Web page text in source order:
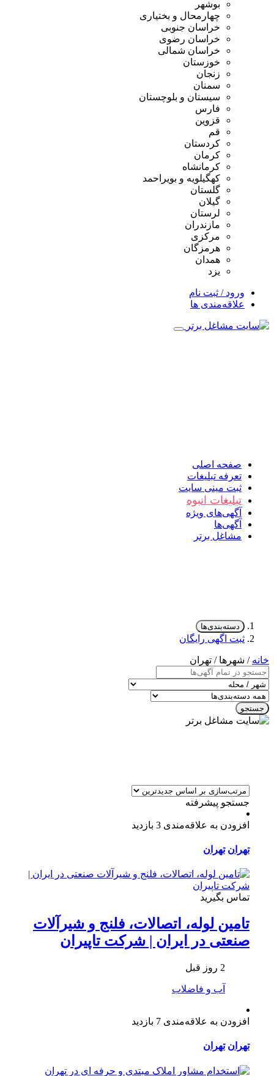
بوشهر
چهارمحال و بختیاری
خراسان جنوبی
خراسان رضوی
خراسان شمالی
خوزستان
زنجان
سمنان
سیستان و بلوچستان
فارس
قزوین
قم
کردستان
کرمان
کرمانشاه
کهگیلویه و بویراحمد
گلستان
گیلان
لرستان
مازندران
مرکزی
هرمزگان
همدان
یزد
ورود / ثبت نام
علاقه‌مندی ها
صفحه اصلی
تعرفه تبلیغات
ثبت مینی سایت
تبلیغات انبوه
آگهی‌های ویژه
آگهی‌ها
مشاغل برتر
دسته‌بندی‌ها
ثبت اگهی رایگان
خانه / شهرها / تهران
جستجو
جستجو پیشرفته
افزودن به علاقه‌مندی 3 بازدید
تهران تهران
تماس بگیرید
تامین لوله، اتصالات، فلنج و شیرآلات
صنعتی در ایران | شرکت تاپیران
2 روز قبل
آب و فاضلاب
افزودن به علاقه‌مندی 7 بازدید
تهران تهران